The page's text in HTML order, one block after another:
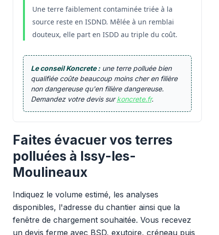
Une terre faiblement contaminée triée à la
source reste en ISDND. Mêlée à un remblai
douteux, elle part en ISDD au triple du coût.
Le conseil Koncrete :une terre polluée bien
qualifiée coûte beaucoup moins cher en filière
non dangereuse qu'en filière dangereuse.
Demandez votre devis surkoncrete.fr.
Faites évacuer vos terres
polluées à Issy-les-
Moulineaux
Indiquez le volume estimé, les analyses
disponibles, l'adresse du chantier ainsi que la
fenêtre de chargement souhaitée. Vous recevez
un devis ferme avec BSD, exutoire, créneau puis